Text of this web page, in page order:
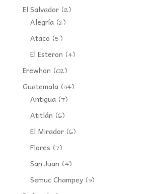
El Salvador(12)
Alegría(2)
Ataco (5)
El Esteron (4)
Erewhon (102)
Guatemala(34)
Antigua(7)
Atitlán (6)
El Mirador(6)
Flores (7)
San Juan (4)
Semuc Champey(3)